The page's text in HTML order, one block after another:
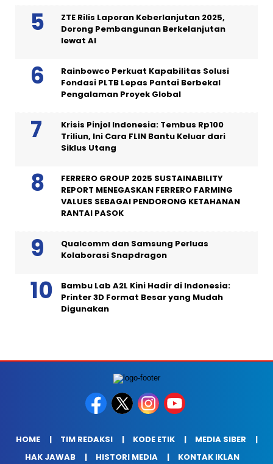
ZTE Rilis Laporan Keberlanjutan 2025,
Dorong Pembangunan Berkelanjutan
lewat AI
Rainbowco Perkuat Kapabilitas Solusi
Fondasi PLTB Lepas Pantai Berbekal
Pengalaman Proyek Global
Krisis Pinjol Indonesia: Tembus Rp100
Triliun, Ini Cara FLIN Bantu Keluar dari
Siklus Utang
FERRERO GROUP 2025 SUSTAINABILITY
REPORT MENEGASKAN FERRERO FARMING
VALUES SEBAGAI PENDORONG KETAHANAN
RANTAI PASOK
Qualcomm dan Samsung Perluas
Kolaborasi Snapdragon
Bambu Lab A2L Kini Hadir di Indonesia:
Printer 3D Format Besar yang Mudah
Digunakan
HOME TIM REDAKSI KODE ETIK
MEDIA SIBER
HAK JAWAB
HISTORI MEDIA KONTAK IKLAN